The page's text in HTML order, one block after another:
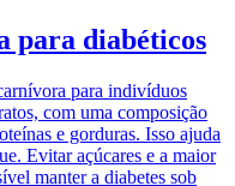
para diabéticos
para indivíduos
com uma composição
e gorduras. Isso ajuda
Evitar açúcares e a maior
manter a diabetes sob